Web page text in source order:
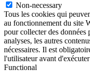
Non-necessary
Tous les cookies qui
au fonctionnement du site
pour collecter des données
analyses, les autres
nécessaires. Il est
l'utilisateur avant
Functional